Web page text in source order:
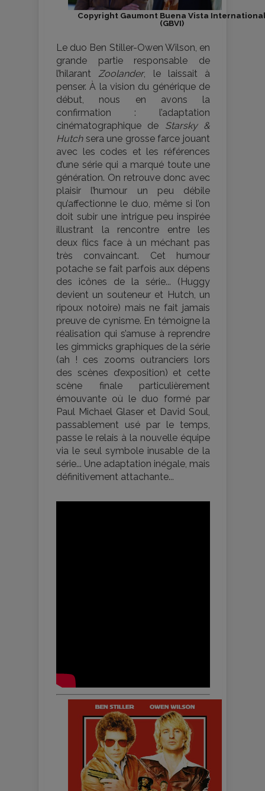
Copyright Gaumont Buena Vista International
(GBVI)
Le duo Ben Stiller-Owen Wilson, en
grande partie responsable de
l’hilarantZoolander, le laissait à
penser. À la vision du générique de
début, nous en avons la
confirmation : l’adaptation
cinématographique de Starsky &
Hutchsera une grosse farce jouant
avec les codes et les références
d’une série qui a marqué toute une
génération. On retrouve donc avec
plaisir l’humour un peu débile
qu’affectionne le duo, même si l’on
doit subir une intrigue peu inspirée
illustrant la rencontre entre les
deux flics face à un méchant pas
très convaincant. Cet humour
potache se fait parfois aux dépens
des icônes de la série... (Huggy
devient un souteneur et Hutch, un
ripoux notoire) mais ne fait jamais
preuve de cynisme. En témoigne la
réalisation qui s’amuse à reprendre
les gimmicks graphiques de la série
(ah ! ces zooms outranciers lors
des scènes d’exposition) et cette
scène finale particulièrement
émouvante où le duo formé par
Paul Michael Glaser et David Soul,
passablement usé par le temps,
passe le relais à la nouvelle équipe
via le seul symbole inusable de la
série... Une adaptation inégale, mais
définitivement attachante...